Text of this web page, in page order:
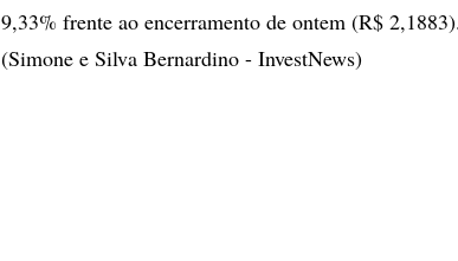
9,33% frente ao encerramento de ontem (R$ 2,1883).
(Simone e Silva Bernardino - InvestNews)